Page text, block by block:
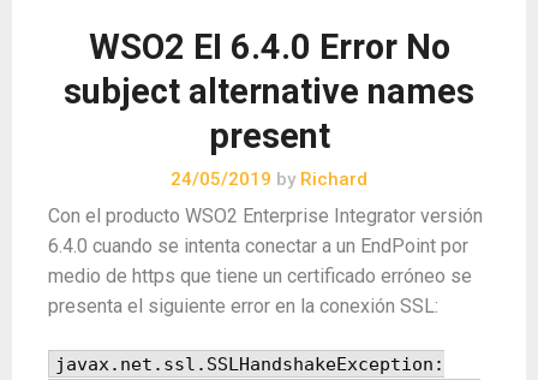
WSO2 EI 6.4.0 Error No
subject alternative names
present
24/05/2019 by Richard
Con el producto WSO2 Enterprise Integrator versión
6.4.0 cuando se intenta conectar a un EndPoint por
medio de https que tiene un certificado erróneo se
presenta el siguiente error en la conexión SSL:
javax.net.ssl.SSLHandshakeException: